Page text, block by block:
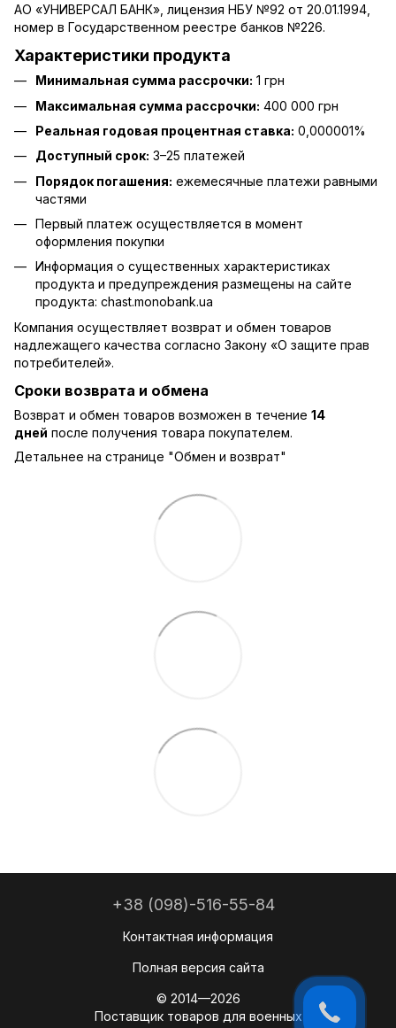
АО «УНИВЕРСАЛ БАНК», лицензия НБУ №92 от 20.01.1994,
номер в Государственном реестре банков №226.
Характеристики продукта
Минимальная сумма рассрочки: 1 грн
Максимальная сумма рассрочки: 400 000 грн
Реальная годовая процентная ставка: 0,000001%
Доступный срок: 3–25 платежей
Порядок погашения: ежемесячные платежи равными
частями
Первый платеж осуществляется в момент
оформления покупки
Информация о существенных характеристиках
продукта и предупреждения размещены на сайте
продукта: chast.monobank.ua
Компания осуществляет возврат и обмен товаров
надлежащего качества согласно Закону «О защите прав
потребителей».
Сроки возврата и обмена
Возврат и обмен товаров возможен в течение 14
дней после получения товара покупателем.
Детальнее на странице "Обмен и возврат"
+38 (098)-516-55-84
Контактная информация
Полная версия сайта
© 2014—2026
Поставщик товаров для военных